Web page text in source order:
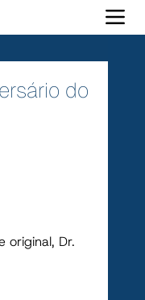
do
original, Dr.